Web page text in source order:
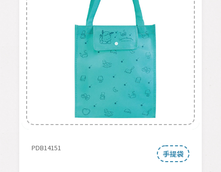
PDB14151
手提袋